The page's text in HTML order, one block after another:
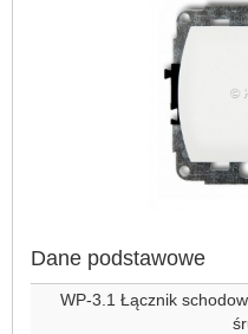
Dane podstawowe
WP-3.1 Łącznik